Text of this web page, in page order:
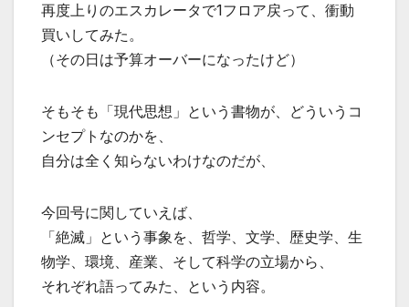
再度上りのエスカレータで1フロア戻って、衝動
買いしてみた。
（その日は予算オーバーになったけど）
そもそも「現代思想」という書物が、どういうコ
ンセプトなのかを、
自分は全く知らないわけなのだが、
今回号に関していえば、
「絶滅」という事象を、哲学、文学、歴史学、生
物学、環境、産業、そして科学の立場から、
それぞれ語ってみた、という内容。